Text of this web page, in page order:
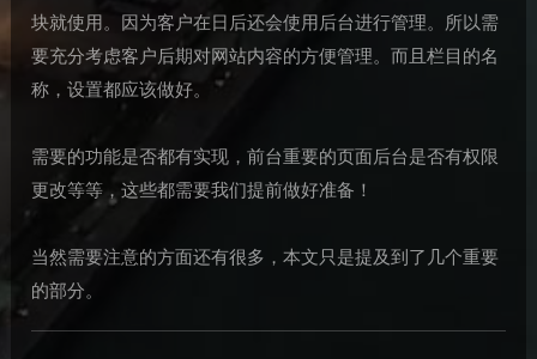
块就使用。因为客户在日后还会使用后台进行管理。所以需
要充分考虑客户后期对网站内容的方便管理。而且栏目的名
称，设置都应该做好。
需要的功能是否都有实现，前台重要的页面后台是否有权限
更改等等，这些都需要我们提前做好准备！
当然需要注意的方面还有很多，本文只是提及到了几个重要
的部分。